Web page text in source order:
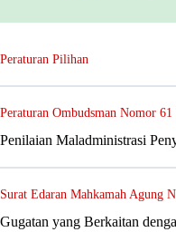
Peraturan Pilihan
Peraturan Ombudsman Nomor 61
Penilaian Maladministrasi
Surat Edaran Mahkamah Agung
Gugatan yang Berkaitan